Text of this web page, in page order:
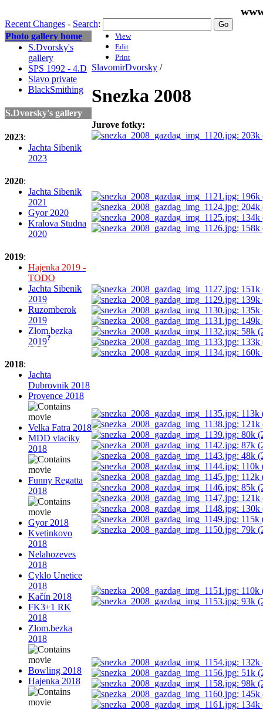
Recent Changes - Search:
Photo gallery home
S.Dvorsky's
gallery
SPS 1992 - 4.D
Slavo private
BlackSmithing
S.Dvorsky's gallery
2023:
Jachta Sibenik
2023
2020:
Jachta Sibenik
2021
Gyor 2020
Kralova Studna
2020
2019:
Hajenka 2019 -
TODO
Jachta Sibenik
2019
Ruzomberok
2019
Zlom.bezka
2019?
2018:
Jachta
Dubrovnik 2018
Provence 2018
Velka Fatra 2018
MDD vlaciky
2018
Funny Regatta
2018
Gyor 2018
Kvetinkovo
2018
Nelahozeves
2018
Cyklo Unetice
2018
Kačín 2018
FK3+1 RK
2018
Zlom.bezka
2018
Bowling 2018
Hajenka 2018
View
Edit
Print
SlavomirDvorsky /
Snezka 2008
Jurove fotky: